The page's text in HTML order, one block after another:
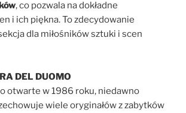
, co pozwala na dokładne
i ich piękna. To zdecydowanie
dla miłośników sztuki i scen
DEL DUOMO
otwarte w 1986 roku, niedawno
wiele oryginałów z zabytków